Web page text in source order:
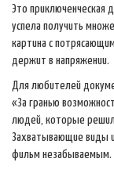
Это приключенческая
успела получить
картина с
держит в напряжении.
Для любителей
«За гранью
людей, которые
Захватывающие виды
фильм незабываемым.